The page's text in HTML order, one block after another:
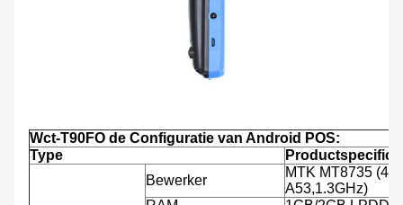
Wct-T90FO de Configuratie van Android POS:
Type
Bewerker
MTK MT8735 (4-
A53,1.3GHz)